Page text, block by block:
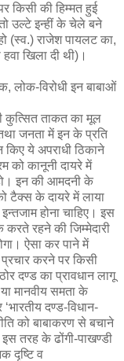
किसी की हिम्मत हुई
उल्टे इन्हीं के चेले बने
(स्व.) राजेश पायलट का,
खिला दी थी)।
लोक-विरोधी इन बाबाओं
कुत्सित ताकत का मूल
जनता में इन के प्रति
किए ये अपराधी ठिकाने
कानूनी दायरे में
इन की आमदनी के
टैक्स के दायरे में लाया
होना चाहिए। इस
रहने की जिम्मेदारी
ऐसा कर पाने में
करने पर किसी
दण्ड का प्रावधान लागू
मानवीय समता के
दण्ड-विधान-
को बाबाकरण से बचाने
इस तरह के ढोंगी-पाखण्डी
दृष्टि व